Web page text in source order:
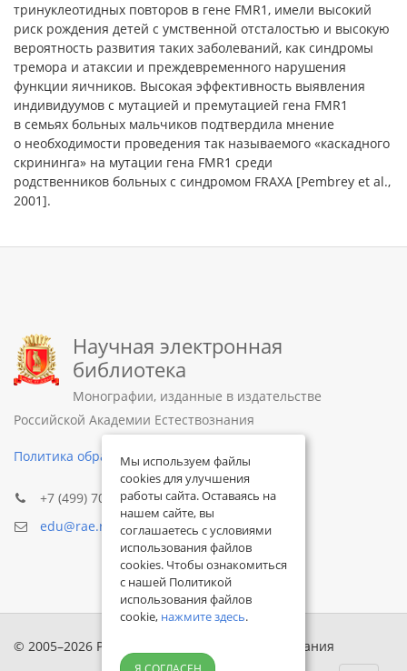
тринуклеотидных повторов в гене FMR1, имели высокий
риск рождения детей с умственной отсталостью и высокую
вероятность развития таких заболеваний, как синдромы
тремора и атаксии и преждевременного нарушения
функции яичников. Высокая эффективность выявления
индивидуумов с мутацией и премутацией гена FMR1
в семьях больных мальчиков подтвердила мнение
о необходимости проведения так называемого «каскадного
скрининга» на мутации гена FMR1 среди
родственников больных с синдромом FRAXA [Pembrey et al.,
2001].
Научная электронная
библиотека
Монографии, изданные в издательстве
Российской Академии Естествознания
Политика обработки персональных данных
+7 (499) 705-72-30
edu@rae.ru
© 2005–2026 Российская академия естествознания
Мы используем файлы
cookies для улучшения
работы сайта. Оставаясь на
нашем сайте, вы
соглашаетесь с условиями
использования файлов
cookies. Чтобы ознакомиться
с нашей Политикой
использования файлов
cookie, нажмите здесь.